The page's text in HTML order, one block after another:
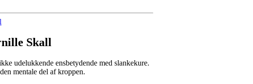
Skall
udelukkende ensbetydende med slankekure.
mentale del af kroppen.